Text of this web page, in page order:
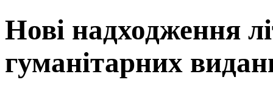
Нові надходження
гуманітарних